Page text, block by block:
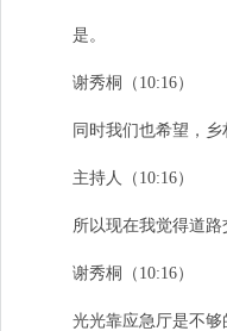
是。
谢秀桐（10:16）
同时我们也希望，乡村
主持人（10:16）
所以现在我觉得道路交
谢秀桐（10:16）
光光靠应急厅是不够